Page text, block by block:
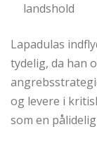
landshold
Lapadulas
tydelig, da han
og levere i
som en